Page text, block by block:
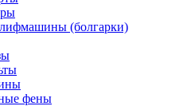
(болгарки)
фены